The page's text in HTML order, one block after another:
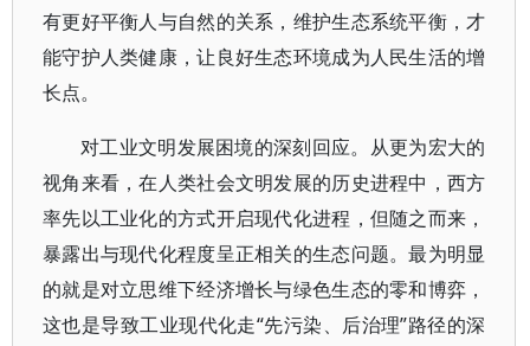
有更好平衡人与自然的关系，维护生态系统平衡，才
能守护人类健康，让良好生态环境成为人民生活的增
长点。
对工业文明发展困境的深刻回应。从更为宏大的
视角来看，在人类社会文明发展的历史进程中，西方
率先以工业化的方式开启现代化进程，但随之而来，
暴露出与现代化程度呈正相关的生态问题。最为明显
的就是对立思维下经济增长与绿色生态的零和博弈，
这也是导致工业现代化走“先污染、后治理”路径的深